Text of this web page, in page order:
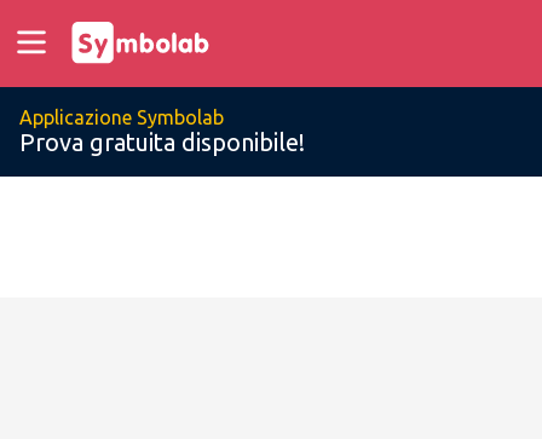
Applicazione Symbolab
Prova gratuita disponibile!